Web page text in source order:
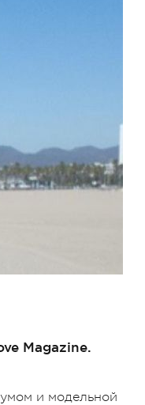
Magazine.
и модельной